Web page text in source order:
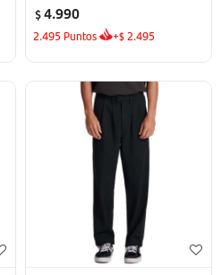
$4.990
2.495 Puntos +$ 2.495